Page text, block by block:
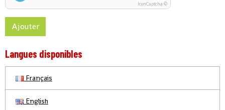
IconCaptcha ©
Ajouter
Langues disponibles
Français
English